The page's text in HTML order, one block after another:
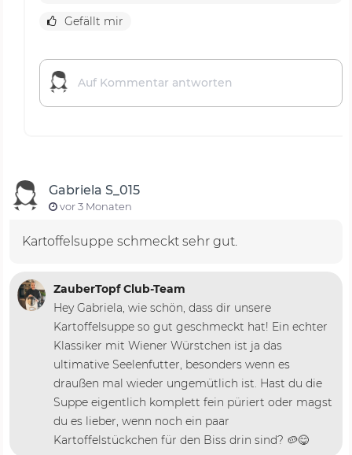
Gefällt mir
Gabriela S_015
vor 3 Monaten
Kartoffelsuppe schmeckt sehr gut.
ZauberTopf Club-Team
Hey Gabriela, wie schön, dass dir unsere
Kartoffelsuppe so gut geschmeckt hat! Ein echter
Klassiker mit Wiener Würstchen ist ja das
ultimative Seelenfutter, besonders wenn es
draußen mal wieder ungemütlich ist. Hast du die
Suppe eigentlich komplett fein püriert oder magst
du es lieber, wenn noch ein paar
Kartoffelstückchen für den Biss drin sind? 🥔😋